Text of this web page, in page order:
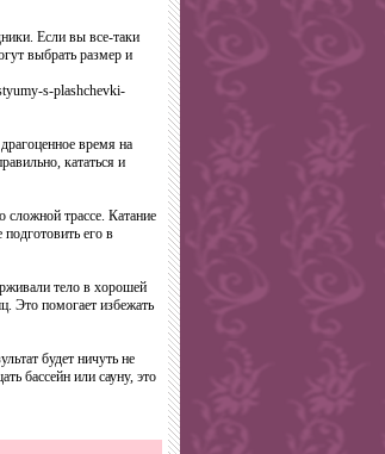
Если вы все-таки
выбрать размер и
s-plashchevki-
время на
кататься и
сложной трассе. Катание
его в
тело в хорошей
Это помогает избежать
будет ничуть не
бассейн или сауну, это